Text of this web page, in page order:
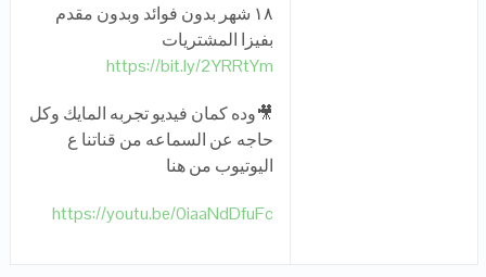
١٨ شهر بدون فوائد وبدون مقدم
بفيزا المشتريات
https://bit.ly/2YRRtYm
🎥وده كمان فيديو تجربه المايك وكل
حاجه عن السماعه من قناتنا ع
اليوتيوب من هنا
https://youtu.be/0iaaNdDfuFc